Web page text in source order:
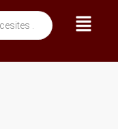
Menú